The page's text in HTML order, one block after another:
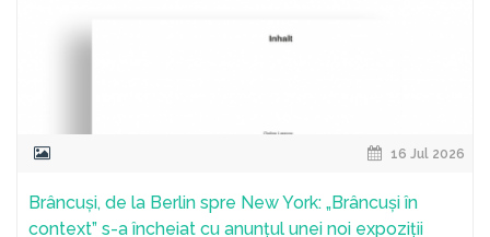
16 Jul 2026
Brâncuși, de la Berlin spre New York: „Brâncuși în
context” s-a încheiat cu anunțul unei noi expoziții